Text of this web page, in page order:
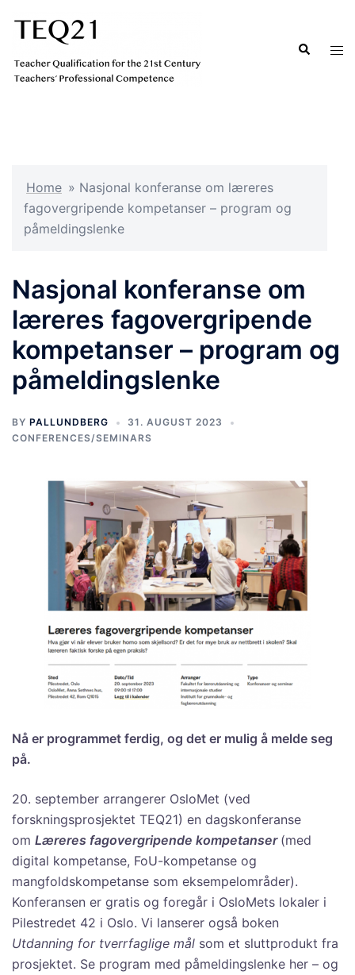
Search
Home » Nasjonal konferanse om læreres
fagovergripende kompetanser – program og
påmeldingslenke
Nasjonal konferanse om
læreres fagovergripende
kompetanser – program og
påmeldingslenke
BY PALLUNDBERG
31. AUGUST 2023
CONFERENCES/SEMINARS
Nå er programmet ferdig, og det er mulig å melde seg
på.
20. september arrangerer OsloMet (ved
forskningsprosjektet TEQ21) en dagskonferanse
om Læreres fagovergripende kompetanser (med
digital kompetanse, FoU-kompetanse og
mangfoldskompetanse som eksempelområder).
Konferansen er gratis og foregår i OsloMets lokaler i
Pilestredet 42 i Oslo. Vi lanserer også boken
Utdanning for tverrfaglige mål som et sluttprodukt fra
prosjektet. Se program med påmeldingslenke her – og